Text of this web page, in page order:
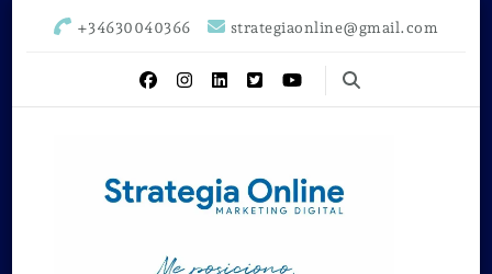
+34630040366 strategiaonline@gmail.com